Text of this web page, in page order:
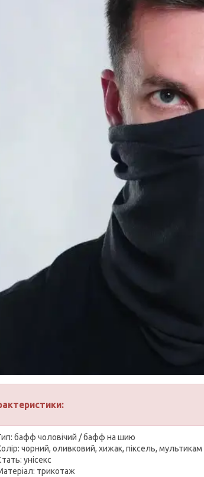
бафф чоловічий / бафф на шию
чорний, оливковий, хижак, піксель, мультикам
унісекс
трикотаж